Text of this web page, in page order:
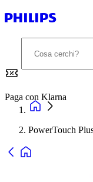
Paga con Klarna
PowerTouch